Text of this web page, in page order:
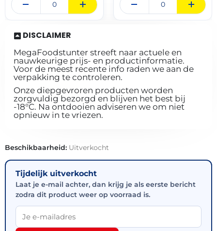
DISCLAIMER
MegaFoodstunter streeft naar actuele en
nauwkeurige prijs- en productinformatie.
Voor de meest recente info raden we aan de
verpakking te controleren.
Onze diepgevroren producten worden
zorgvuldig bezorgd en blijven het best bij
-18°C. Na ontdooien adviseren we om niet
opnieuw in te vriezen.
Beschikbaarheid: Uitverkocht
Tijdelijk uitverkocht
Laat je e-mail achter, dan krijg je als eerste bericht
zodra dit product weer op voorraad is.